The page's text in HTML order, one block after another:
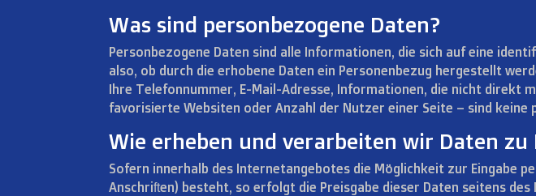
Was sind personbezogene Daten?
Personbezogene Daten sind alle Informationen, die sich auf eine
also, ob durch die erhobene Daten ein Personenbezug hergestellt
Ihre Telefonnummer, E-Mail-Adresse, Informationen, die nicht direkt
favorisierte Websiten oder Anzahl der Nutzer einer Seite – sind keine
Wie erheben und verarbeiten wir Daten zu
Sofern innerhalb des Internetangebotes die Möglichkeit zur Eingabe
Anschriften) besteht, so erfolgt die Preisgabe dieser Daten seitens